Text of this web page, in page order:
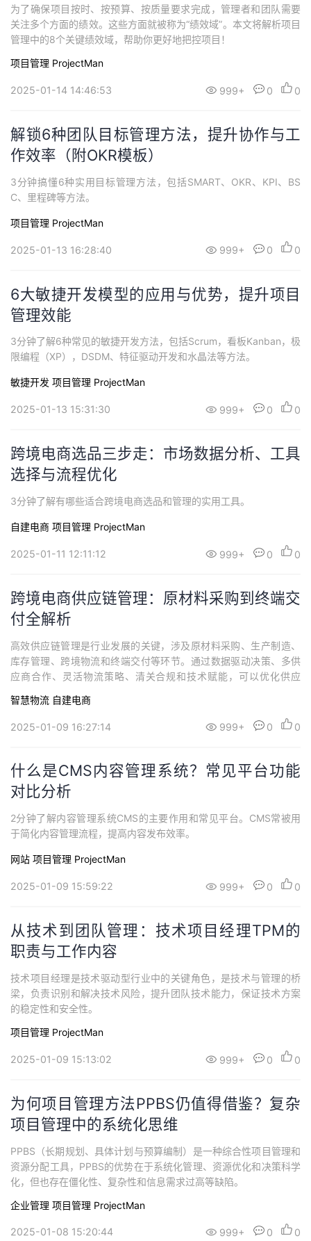
为了确保项目按时、按预算、按质量要求完成，管理者和团队需要
关注多个方面的绩效。这些方面就被称为“绩效域”。本文将解析项目
管理中的8个关键绩效域，帮助你更好地把控项目！
项目管理 ProjectMan
2025-01-14 14:46:53 999+ 0 0
解锁6种团队目标管理方法，提升协作与工
作效率（附OKR模板）
3分钟搞懂6种实用目标管理方法，包括SMART、OKR、KPI、BS
C、里程碑等方法。
项目管理 ProjectMan
2025-01-13 16:28:40 999+ 0 0
6大敏捷开发模型的应用与优势，提升项目
管理效能
3分钟了解6种常见的敏捷开发方法，包括Scrum，看板Kanban，极
限编程（XP），DSDM、特征驱动开发和水晶法等方法。
敏捷开发 项目管理 ProjectMan
2025-01-13 15:31:30 999+ 0 0
跨境电商选品三步走：市场数据分析、工具
选择与流程优化
3分钟了解有哪些适合跨境电商选品和管理的实用工具。
自建电商 项目管理 ProjectMan
2025-01-11 12:11:12 999+ 0 0
跨境电商供应链管理：原材料采购到终端交
付全解析
高效供应链管理是行业发展的关键，涉及原材料采购、生产制造、
库存管理、跨境物流和终端交付等环节。通过数据驱动决策、多供
应商合作、灵活物流策略、清关合规和技术赋能，可以优化供应
智慧物流 自建电商
2025-01-09 16:27:14 999+ 0 0
什么是CMS内容管理系统？常见平台功能
对比分析
2分钟了解内容管理系统CMS的主要作用和常见平台。CMS常被用
于简化内容管理流程，提高内容发布效率。
网站 项目管理 ProjectMan
2025-01-09 15:59:22 999+ 0 0
从技术到团队管理：技术项目经理TPM的
职责与工作内容
技术项目经理是技术驱动型行业中的关键角色，是技术与管理的桥
梁，负责识别和解决技术风险，提升团队技术能力，保证技术方案
的稳定性和安全性。
项目管理 ProjectMan
2025-01-09 15:13:02 999+ 0 0
为何项目管理方法PPBS仍值得借鉴？复杂
项目管理中的系统化思维
PPBS（长期规划、具体计划与预算编制）是一种综合性项目管理和
资源分配工具，PPBS的优势在于系统化管理、资源优化和决策科学
化，但也存在僵化性、复杂性和信息需求过高等缺陷。
企业管理 项目管理 ProjectMan
2025-01-08 15:20:44 999+ 0 0